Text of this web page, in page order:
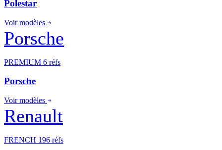
Polestar
Voir modèles
Porsche
PREMIUM 6 réfs
Porsche
Voir modèles
Renault
FRENCH 196 réfs